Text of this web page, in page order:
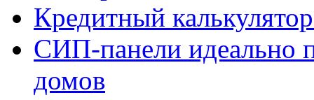
Кредитный
СИП-панели идеально
домов